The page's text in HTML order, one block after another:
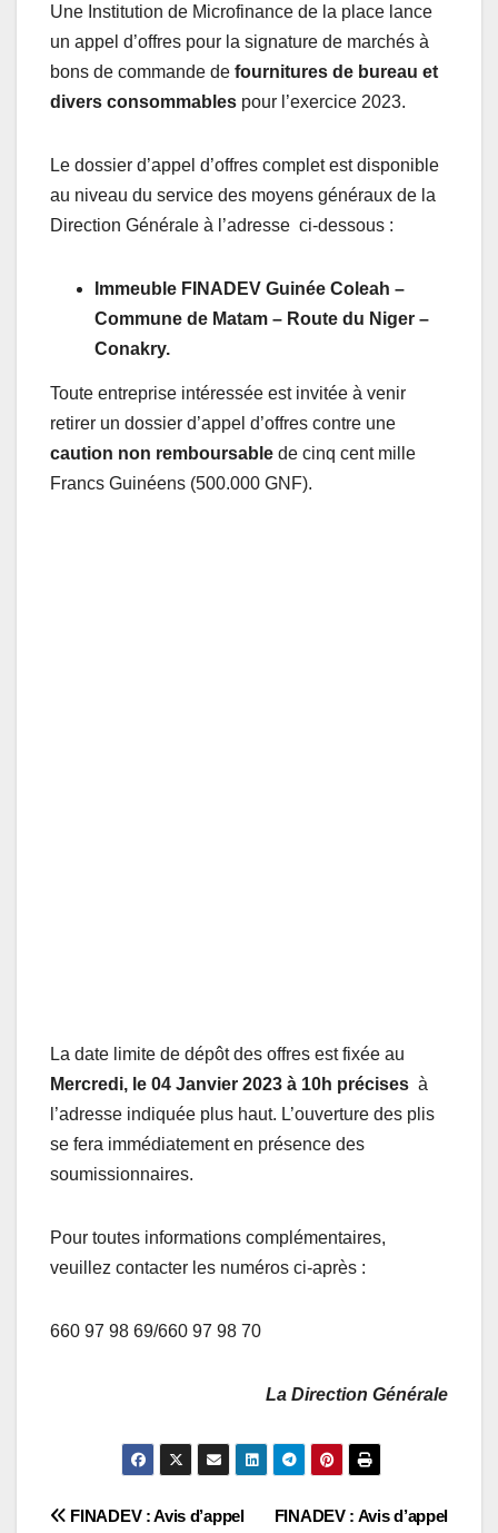
Une Institution de Microfinance de la place lance
un appel d’offres pour la signature de marchés à
bons de commande de fournitures de bureau et
divers consommables pour l’exercice 2023.
Le dossier d’appel d’offres complet est disponible
au niveau du service des moyens généraux de la
Direction Générale à l’adresse ci-dessous :
Immeuble FINADEV Guinée Coleah –
Commune de Matam – Route du Niger –
Conakry.
Toute entreprise intéressée est invitée à venir
retirer un dossier d’appel d’offres contre une
caution non remboursable de cinq cent mille
Francs Guinéens (500.000 GNF).
La date limite de dépôt des offres est fixée au
Mercredi, le 04 Janvier 2023 à 10h précises à
l’adresse indiquée plus haut. L’ouverture des plis
se fera immédiatement en présence des
soumissionnaires.
Pour toutes informations complémentaires,
veuillez contacter les numéros ci-après :
660 97 98 69/660 97 98 70
La Direction Générale
Navigation
FINADEV : Avis d’appel
FINADEV : Avis d’appel